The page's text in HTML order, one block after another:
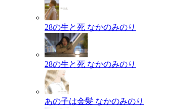
28の生と死 なかのみのり
28の生と死 なかのみのり
あの子は金髪 なかのみのり